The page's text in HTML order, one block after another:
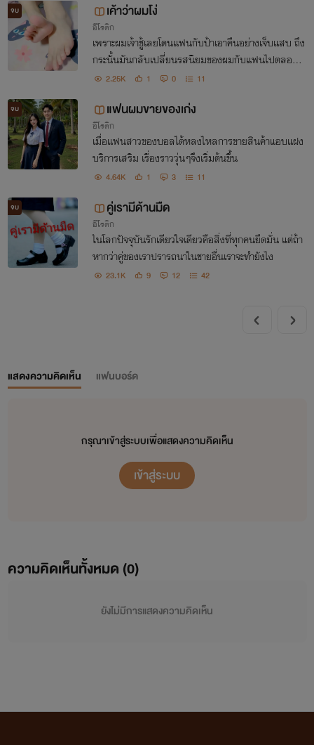
จบ เค้าว่าผมโง่
อีโรติก
เพราะผมเจ้าชู้เลยโดนแฟนกับป้าเอาคืนอย่างเจ็บแสบ ถึง
กระนั้นมันกลับเปลี่ยนรสนิยมของผมกับแฟนไปตลอดก
าล 2.25K 1 0 11
จบ แฟนผมขายของเก่ง
อีโรติก
เมื่อแฟนสาวของบอลได้หลงไหลการขายสินค้าแอบแฝง
บริการเสริม เรื่องราววุ่นๆจึงเริ่มต้นขึ้น
4.64K 1 3 11
จบ คู่เรามีด้านมืด
อีโรติก
ในโลกปัจจุบันรักเดียวใจเดียวคือสิ่งที่ทุกคนยึดมั่น แต่ถ้า
หากว่าคู่ของเราปรารถนาในชายอื่นเราจะทำยังไง
23.1K 9 12 42
แสดงความคิดเห็น แฟนบอร์ด
กรุณาเข้าสู่ระบบเพื่อแสดงความคิดเห็น
เข้าสู่ระบบ
ความคิดเห็นทั้งหมด (0)
ยังไม่มีการแสดงความคิดเห็น